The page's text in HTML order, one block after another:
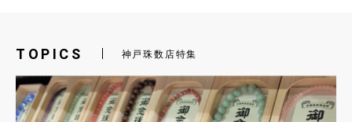
TOPICS 神戸珠数店特集